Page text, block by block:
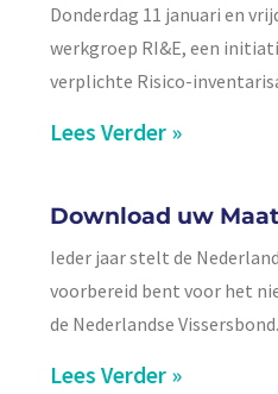
Donderdag 11 januari en
werkgroep RI&E, een
verplichte Risico-
Lees Verder »
Download uw
Ieder jaar stelt de
voorbereid bent voor het
de Nederlandse Vissersbond.
Lees Verder »